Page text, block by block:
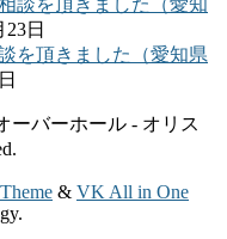
談を頂きました（愛知
23日
を頂きました（愛知県
ーバーホール - オリス
& VK All in One